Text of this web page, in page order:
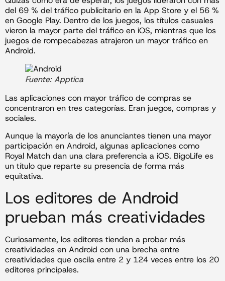
del 69 % del tráfico publicitario en la App Store y el 56 %
en Google Play. Dentro de los juegos, los títulos casuales
vieron la mayor parte del tráfico en iOS, mientras que los
juegos de rompecabezas atrajeron un mayor tráfico en
Android.
Fuente: Apptica
Las aplicaciones con mayor tráfico de compras se
concentraron en tres categorías. Eran juegos, compras y
sociales.
Aunque la mayoría de los anunciantes tienen una mayor
participación en Android, algunas aplicaciones como
Royal Match dan una clara preferencia a iOS. BigoLife es
un título que reparte su presencia de forma más
equitativa.
Los editores de Android
prueban más creatividades
Curiosamente, los editores tienden a probar más
creatividades en Android con una brecha entre
creatividades que oscila entre 2 y 124 veces entre los 20
editores principales.